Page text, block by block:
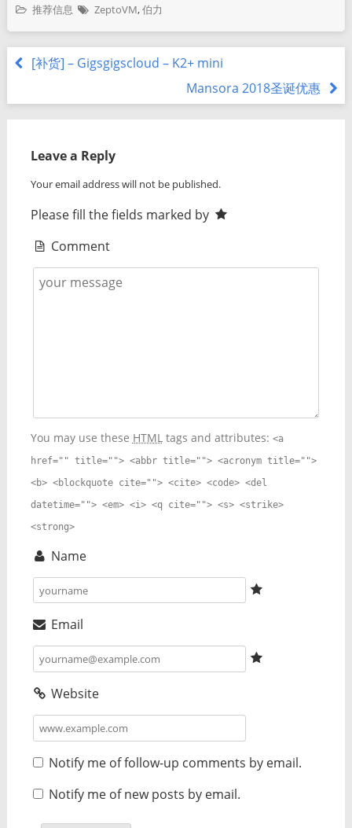
推荐信息 ZeptoVM,伯力
[补货] – Gigsgigscloud – K2+ mini
Mansora 2018圣诞优惠
Leave a Reply
Your email address will not be published.
Please fill the fields marked by
Comment
You may use these HTML tags and attributes: <a
href="" title=""> <abbr title=""> <acronym title="">
<b> <blockquote cite=""> <cite> <code> <del
datetime=""> <em> <i> <q cite=""> <s> <strike>
<strong>
Name
Email
Website
Notify me of follow-up comments by email.
Notify me of new posts by email.